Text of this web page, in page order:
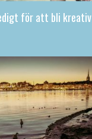
för att bli kreativ